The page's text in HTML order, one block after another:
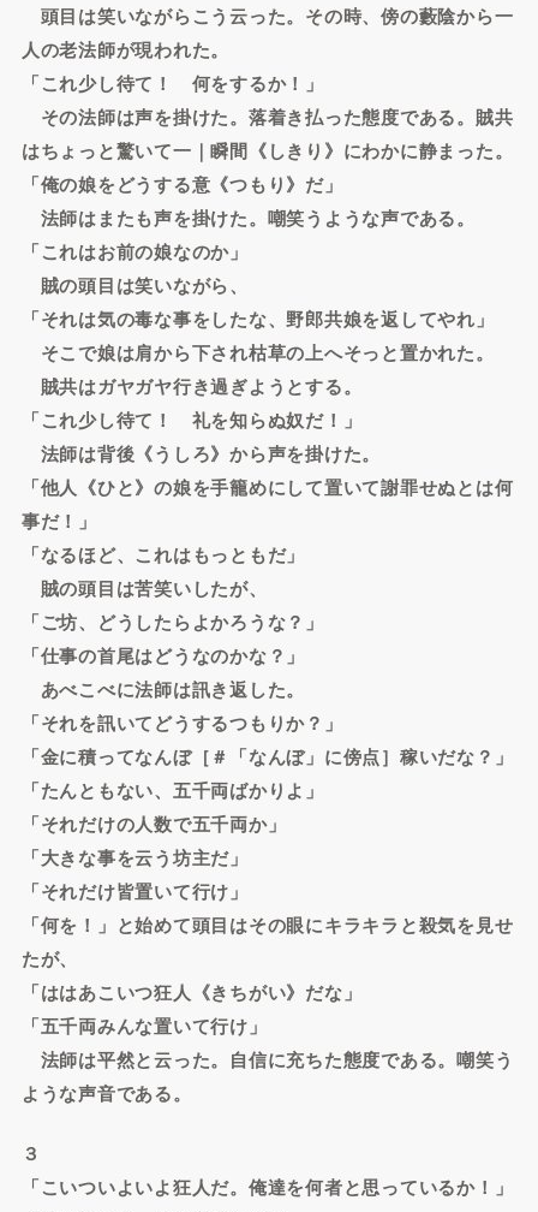
頭目は笑いながらこう云った。その時、傍の藪陰から一
人の老法師が現われた。
「これ少し待て！ 何をするか！」
その法師は声を掛けた。落着き払った態度である。賊共
はちょっと驚いて一｜瞬間《しきり》にわかに静まった。
「俺の娘をどうする意《つもり》だ」
法師はまたも声を掛けた。嘲笑うような声である。
「これはお前の娘なのか」
賊の頭目は笑いながら、
「それは気の毒な事をしたな、野郎共娘を返してやれ」
そこで娘は肩から下され枯草の上へそっと置かれた。
賊共はガヤガヤ行き過ぎようとする。
「これ少し待て！ 礼を知らぬ奴だ！」
法師は背後《うしろ》から声を掛けた。
「他人《ひと》の娘を手籠めにして置いて謝罪せぬとは何
事だ！」
「なるほど、これはもっともだ」
賊の頭目は苦笑いしたが、
「ご坊、どうしたらよかろうな？」
「仕事の首尾はどうなのかな？」
あべこべに法師は訊き返した。
「それを訊いてどうするつもりか？」
「金に積ってなんぼ［＃「なんぼ」に傍点］稼いだな？」
「たんともない、五千両ばかりよ」
「それだけの人数で五千両か」
「大きな事を云う坊主だ」
「それだけ皆置いて行け」
「何を！」と始めて頭目はその眼にキラキラと殺気を見せ
たが、
「ははあこいつ狂人《きちがい》だな」
「五千両みんな置いて行け」
法師は平然と云った。自信に充ちた態度である。嘲笑う
ような声音である。
３
「こいついよいよ狂人だ。俺達を何者と思っているか！」